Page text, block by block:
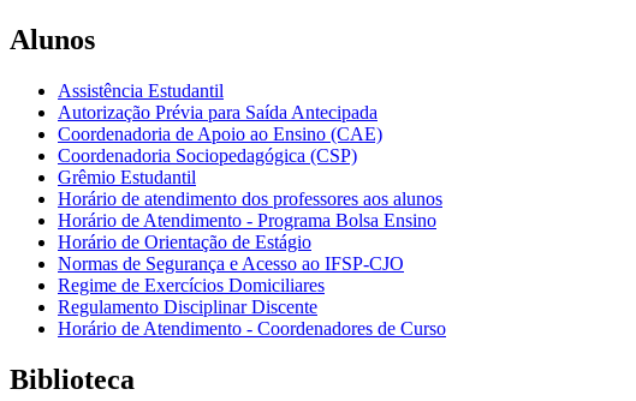
Alunos
Assistência Estudantil
Autorização Prévia para Saída Antecipada
Coordenadoria de Apoio ao Ensino (CAE)
Coordenadoria Sociopedagógica (CSP)
Grêmio Estudantil
Horário de atendimento dos professores aos alunos
Horário de Atendimento - Programa Bolsa Ensino
Horário de Orientação de Estágio
Normas de Segurança e Acesso ao IFSP-CJO
Regime de Exercícios Domiciliares
Regulamento Disciplinar Discente
Horário de Atendimento - Coordenadores de Curso
Biblioteca